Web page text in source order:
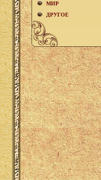
МИР
ДРУГОЕ